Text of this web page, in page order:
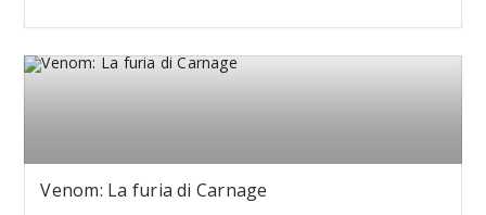
Venom: La furia di Carnage